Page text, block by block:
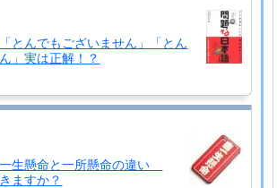
「とんでもございません」「とん
」実は正解！？
一生懸命と一所懸命の違い
ますか？